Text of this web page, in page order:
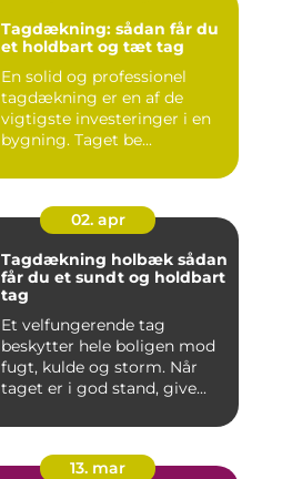
Tagdækning: sådan får du
et holdbart og tæt tag
En solid og professionel
tagdækning er en af de
vigtigste investeringer i en
bygning. Taget be...
02. apr
Tagdækning holbæk sådan
får du et sundt og holdbart
tag
Et velfungerende tag
beskytter hele boligen mod
fugt, kulde og storm. Når
taget er i god stand, give...
13. mar